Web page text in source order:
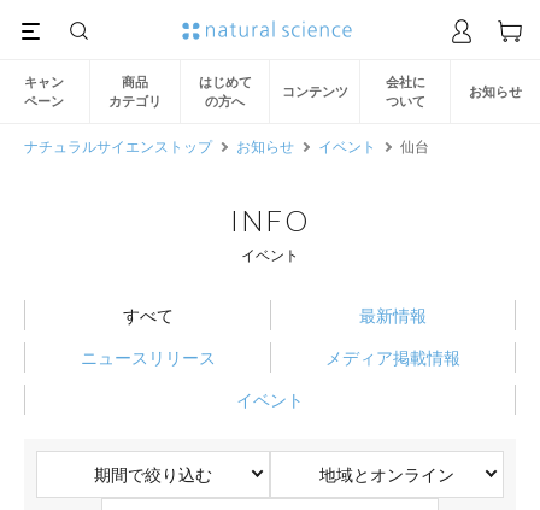
キャン
ペーン
商品
カテゴリ
はじめて
の方へ
コンテンツ
会社に
ついて
お知らせ
ナチュラルサイエンストップ お知らせ イベント 仙台
INFO
イベント
すべて 最新情報
ニュースリリース メディア掲載情報
イベント
期間で絞り込む 地域とオンライン